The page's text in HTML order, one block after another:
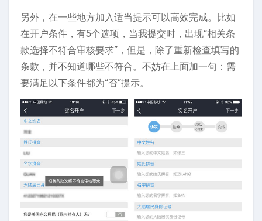
另外，在一些地方加入适当提示可以高效完成。比如
在开户条件，有5个选项，当我提交时，出现“相关条
款选择不符合审核要求”，但是，除了重新检查填写的
条款，并不知道哪些不符合。不妨在上面加一句：需
要满足以下条件都为“否”提示。